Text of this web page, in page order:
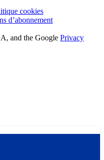
cookies
d’abonnement
and the Google Privacy